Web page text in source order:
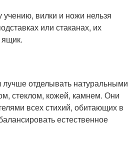
учению, вилки и ножи нельзя
или стаканах, их
ящик.
отделывать натуральными
стеклом, кожей, камнем. Они
всех стихий, обитающих в
естественное